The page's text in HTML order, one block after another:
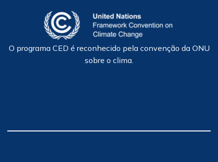
O programa CED é reconhecido pela convenção da ONU
sobre o clima.